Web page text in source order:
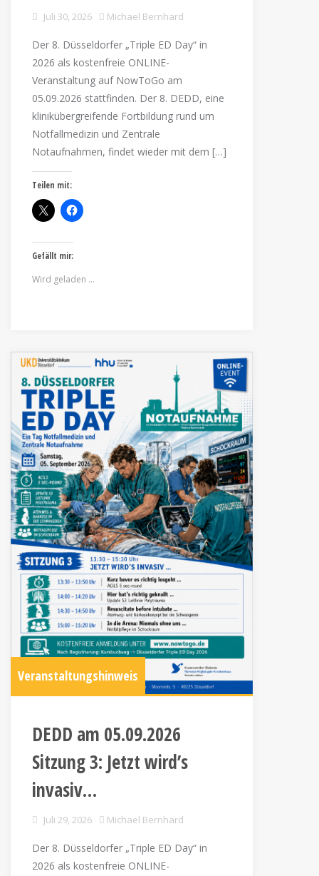
Juli 30, 2026 Michael Bernhard
Der 8. Düsseldorfer „Triple ED Day“ in
2026 als kostenfreie ONLINE-
Veranstaltung auf NowToGo am
05.09.2026 stattfinden. Der 8. DEDD, eine
klinikübergreifende Fortbildung rund um
Notfallmedizin und Zentrale
Notaufnahmen, findet wieder mit dem […]
Teilen mit:
Gefällt mir:
Wird geladen …
Veranstaltungshinweis
DEDD am 05.09.2026
Sitzung 3: Jetzt wird’s
invasiv…
Juli 29, 2026 Michael Bernhard
Der 8. Düsseldorfer „Triple ED Day“ in
2026 als kostenfreie ONLINE-